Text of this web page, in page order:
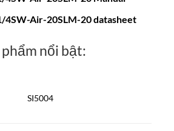
4SW-Air-20SLM-20 datasheet
phẩm nổi bật:
SI5004